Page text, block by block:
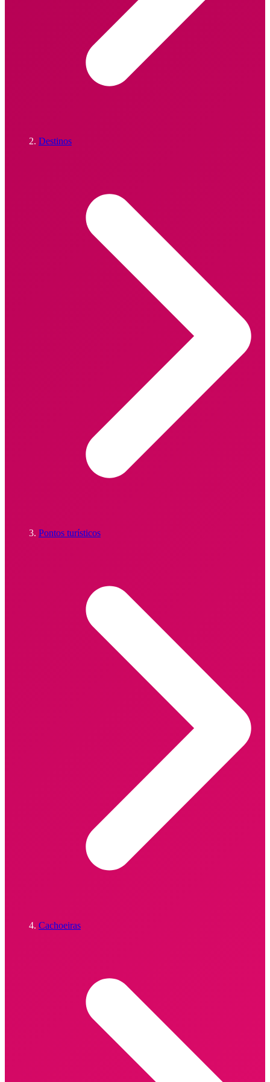
Destinos
Pontos turísticos
Cachoeiras